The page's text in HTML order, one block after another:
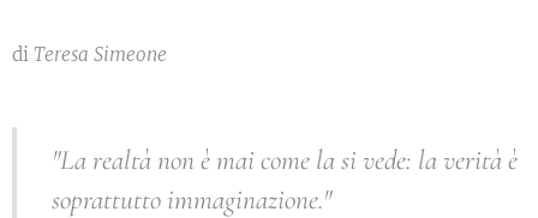
di Teresa Simeone
"La realtà non è mai come la si vede: la verità è
soprattutto immaginazione."